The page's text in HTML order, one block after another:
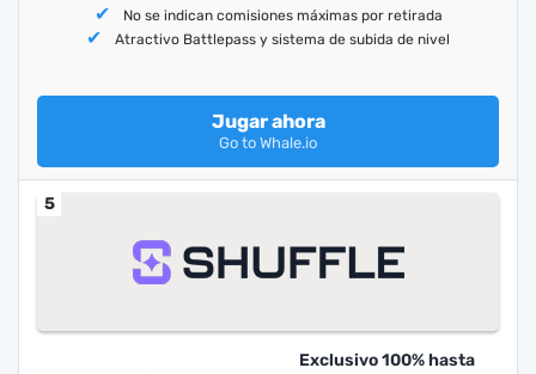
No se indican comisiones máximas por retirada
Atractivo Battlepass y sistema de subida de nivel
Jugar ahora
Go to Whale.io
5
Exclusivo 100% hasta